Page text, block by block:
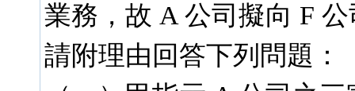
業務，故 A 公司擬向 F
請附理由回答下列問題：